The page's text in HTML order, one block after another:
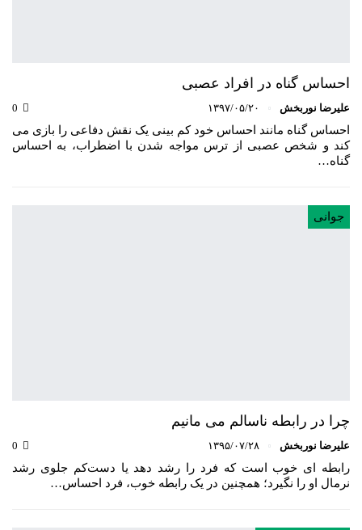
احساس گناه در افراد عصبی
علیرضا نوربخش ۱۳۹۷/۰۵/۲۰
احساس گناه مانند احساس خود کم بینی یک نقش دفاعی را بازی می
کند و شخص عصبی از ترس مواجه شدن با اضطراب، به احساس
گناه…
جوانی
چرا در رابطه ناسالم می مانیم
علیرضا نوربخش ۱۳۹۵/۰۷/۲۸
رابطه‌ ای خوب است که فرد را رشد دهد یا دست‌کم جلوی رشد
نرمال او را نگیرد؛ همچنین در یک رابطه خوب، فرد احساس…